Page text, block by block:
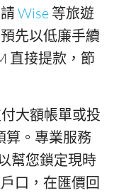
Wise 等旅遊
先以低廉手續
直接提款，節
大額帳單或投
算。專業服務
幫您鎖定現時
口，在匯價回